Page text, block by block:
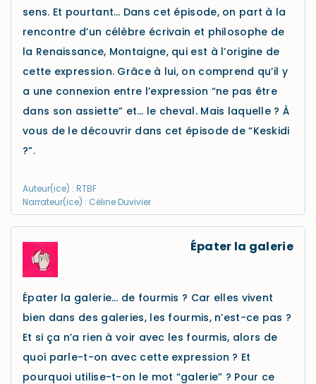
sens. Et pourtant… Dans cet épisode, on part à la
rencontre d’un célèbre écrivain et philosophe de
la Renaissance, Montaigne, qui est à l’origine de
cette expression. Grâce à lui, on comprend qu’il y
a une connexion entre l’expression “ne pas être
dans son assiette” et… le cheval. Mais laquelle ? À
vous de le découvrir dans cet épisode de “Keskidi
?”.
Auteur(ice) : RTBF
Narrateur(ice) : Céline Duvivier
Épater la galerie
Épater la galerie… de fourmis ? Car elles vivent
bien dans des galeries, les fourmis, n’est-ce pas ?
Et si ça n’a rien à voir avec les fourmis, alors de
quoi parle-t-on avec cette expression ? Et
pourquoi utilise-t-on le mot “galerie” ? Pour ce